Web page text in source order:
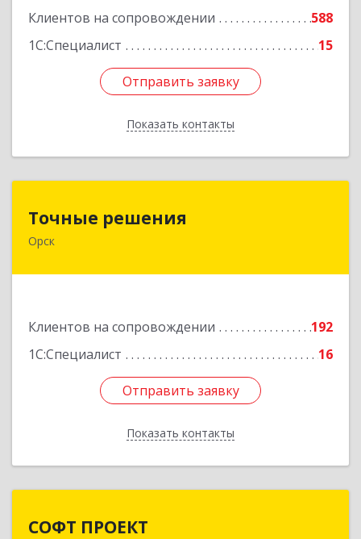
Клиентов на сопровождении
588
1С:Специалист
15
Отправить заявку
Показать контакты
Отправить заявку
Назад
Точные решения
Орск
Клиентов на сопровождении
192
1С:Специалист
16
Отправить заявку
Показать контакты
Подробнее
Отправить заявку
Назад
СОФТ ПРОЕКТ